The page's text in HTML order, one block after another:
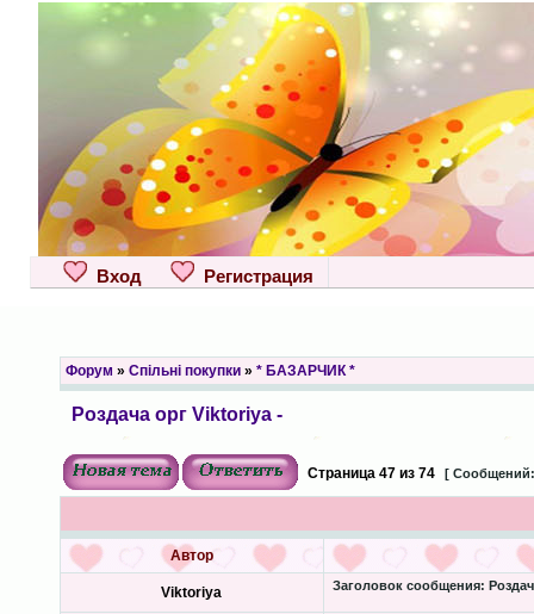
Вход Регистрация
Форум » Спільні покупки» * БАЗАРЧИК *
Роздача орг Viktoriya -
Страница 47из 74 [
Автор
Viktoriya Заголовок сообщения: